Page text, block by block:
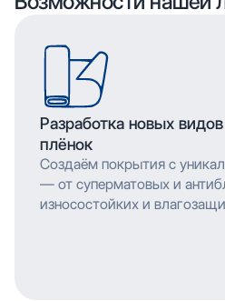
долговечность
обеспечивает
Разработка новых
плёнок
Создаём покрытия с
— от суперматовых и
износостойких и